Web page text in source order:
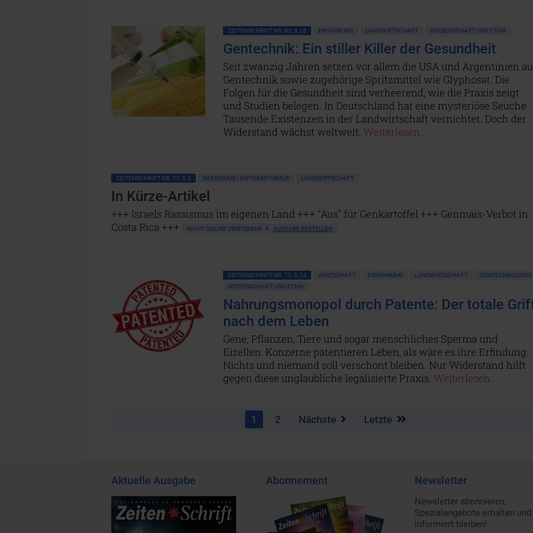
ZEITENSCHRIFT NR. 83, S.26 ERNÄHRUNG LANDWIRTSCHAFT WISSENSCHAFT UND ETHIK
Gentechnik: Ein stiller Killer der Gesundheit
Seit zwanzig Jahren setzen vor allem die USA und Argentinien
Gentechnik sowie zugehörige Spritzmittel wie Glyphosat. Die
Folgen für die Gesundheit sind verheerend, wie die Praxis zeigt
und Studien belegen. In Deutschland hat eine mysteriöse Seuche
Tausende Existenzen in der Landwirtschaft vernichtet. Doch der
Widerstand wächst weltweit. Weiterlesen...
ZEITENSCHRIFT NR. 75, S.2 RASSISMUS • ANTISEMITISMUS LANDWIRTSCHAFT
In Kürze-Artikel
+++ Israels Rassismus im eigenen Land +++ "Aus" für Genkartoffel +++ Genmais-Verbot in
Costa Rica +++
NICHT ONLINE VERFÜGBAR AUSGABE BESTELLEN
ZEITENSCHRIFT NR. 75, S.14 WIRTSCHAFT ERNÄHRUNG LANDWIRTSCHAFT
GENTECHNOLOGIE
WISSENSCHAFT UND ETHIK
Nahrungsmonopol durch Patente: Der totale
nach dem Leben
Gene, Pflanzen, Tiere und sogar menschliches Sperma und
Eizellen: Konzerne patentieren Leben, als wäre es ihre Erfindung.
Nichts und niemand soll verschont bleiben. Nur Widerstand hilft
gegen diese unglaubliche legalisierte Praxis. Weiterlesen...
1 2 Nächste Letzte
Aktuelle Ausgabe Abonnement Newsletter
Newsletter abonnieren,
Spezialangebote erhalten und
informiert bleiben!